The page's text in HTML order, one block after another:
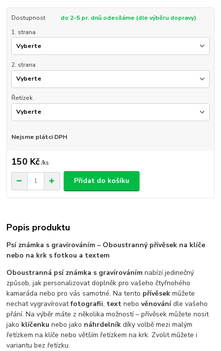
Dostupnost
do 2-5 pr. dnů odesíláme (dle výběru dopravy)
1. strana
2. strana
Řetízek
Nejsme plátci DPH
150 Kč /ks
Přidat do košíku
Popis produktu
Psí známka s gravírováním – Oboustranný přívěsek na klíče
nebo na krk s fotkou a textem
Oboustranná psí známka s gravírováním nabízí jedinečný
způsob, jak personalizovat doplněk pro vašeho čtyřnohého
kamaráda nebo pro vás samotné. Na tento přívěsek můžete
nechat vygravírovatfotografii, text nebověnovánídle vašeho
přání. Na výběr máte z několika možností – přívěsek můžete nosit
jako klíčenku nebo jako náhrdelník díky volbě mezi malým
řetízkem na klíče nebo větším řetízkem na krk. Zvolit můžete i
variantu bez řetízku.